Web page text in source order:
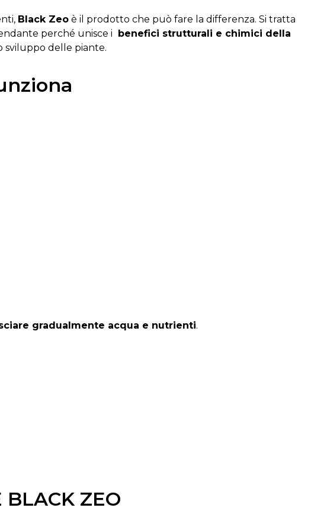
Black Zeo è il prodotto che può fare la differenza. Si tratta
perché unisce i
benefici strutturali e chimici della
sviluppo delle piante.
gradualmente acqua e nutrienti.
BLACK ZEO